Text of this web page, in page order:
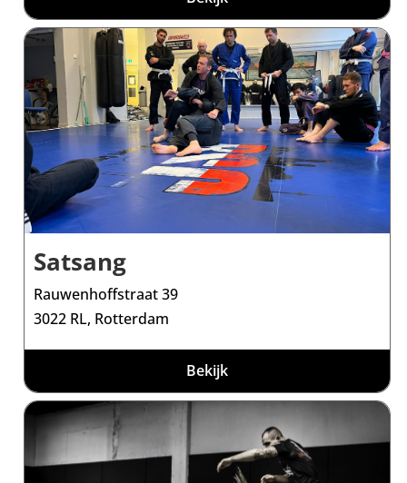
Satsang
Rauwenhoffstraat 39
3022 RL, Rotterdam
Bekijk